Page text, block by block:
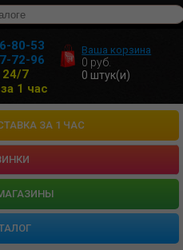
80-53
72-96
24/7
1 час
Ваша корзина
0 руб.
0 штук(и)
ЗА 1 ЧАС